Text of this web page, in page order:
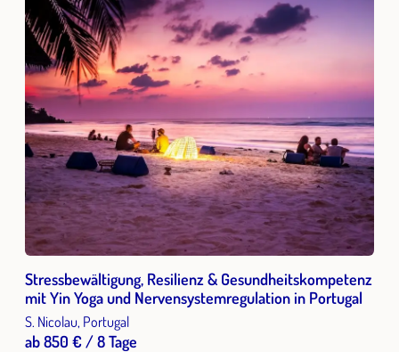
Stressbewältigung, Resilienz & Gesundheitskompetenz
mit Yin Yoga und Nervensystemregulation in Portugal
S. Nicolau, Portugal
ab 850 € / 8 Tage